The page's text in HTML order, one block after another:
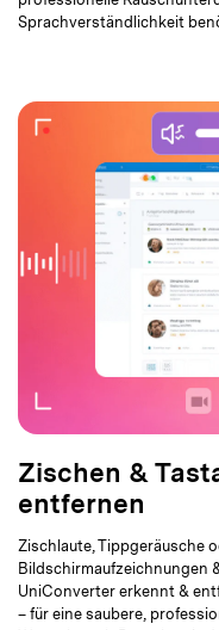
Sprachverständlichkeit
Zischen &
entfernen
Zischlaute, Tippgeräusche
Bildschirmaufzeichnungen
UniConverter erkennt &
– für eine saubere,